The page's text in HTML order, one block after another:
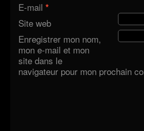
E-mail *
Site web
Enregistrer mon nom,
mon e-mail et mon
site dans le
navigateur pour mon prochain